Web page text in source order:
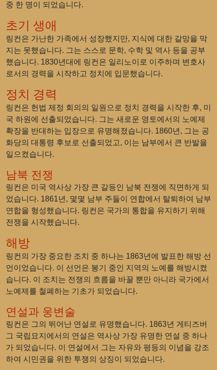
중 한 명이 되었습니다.
초기 생애
링컨은 가난한 가족에서 성장했지만, 지식에 대한 갈망을 막
지는 못했습니다. 그는 스스로 문학, 수학 및 역사 등을 공부
했습니다. 1830년대에 링컨은 일리노이로 이주하며 변호사
로서의 경력을 시작하고 정치에 입문했습니다.
정치 경력
링컨은 헌법 제정 회의의 일원으로 정치 경력을 시작한 후, 미
국 하원에 선출되었습니다. 그는 새로운 영토에서의 노예제
확장을 반대하는 입장으로 유명해졌습니다. 1860년, 그는 공
화당의 대통령 후보로 선출되었고, 이는 남부에서 큰 반발을
일으켰습니다.
남북 전쟁
링컨은 미국 역사상 가장 큰 갈등인 남북 전쟁에 직면하게 되
었습니다. 1861년, 몇몇 남부 주들이 연합에서 탈퇴하여 남부
연합을 형성했습니다. 링컨은 국가의 통합을 유지하기 위해
전쟁을 시작했습니다.
해방
링컨의 가장 중요한 조치 중 하나는 1863년에 발표한 해방 선
언이었습니다. 이 선언은 봉기 중인 지역의 노예를 해방시켰
습니다. 이 조치는 전쟁의 흐름을 바꿀 뿐만 아니라 국가에서
노예제를 철폐하는 기초가 되었습니다.
연설과 웅변술
링컨은 그의 뛰어난 연설로 유명했습니다. 1863년 게티즈버
그 국립묘지에서의 연설은 역사상 가장 유명한 연설 중 하나
가 되었습니다. 이 연설에서 그는 자유와 평등의 이념을 강조
하여 시민권을 위한 투쟁의 상징이 되었습니다.